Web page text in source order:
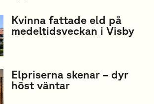
Kvinna fattade eld på
medeltidsveckan i Visby
Elpriserna skenar – dyr
höst väntar